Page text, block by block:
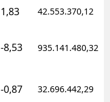
1,83 42.553.370,12
-8,53 935.141.480,32
-0,87 32.696.442,29